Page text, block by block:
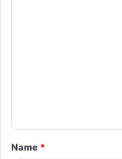
t
*
Name *